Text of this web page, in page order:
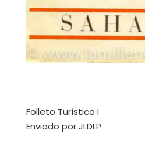
Folleto Turístico I
Enviado por JLDLP